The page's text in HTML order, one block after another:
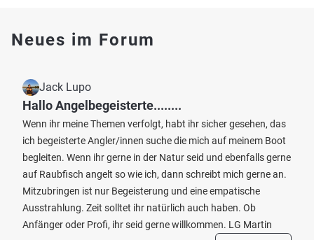
Neues im Forum
Jack Lupo
Hallo Angelbegeisterte........
Wenn ihr meine Themen verfolgt, habt ihr sicher gesehen, das
ich begeisterte Angler/innen suche die mich auf meinem Boot
begleiten. Wenn ihr gerne in der Natur seid und ebenfalls gerne
auf Raubfisch angelt so wie ich, dann schreibt mich gerne an.
Mitzubringen ist nur Begeisterung und eine empatische
Ausstrahlung. Zeit solltet ihr natürlich auch haben. Ob
Anfänger oder Profi, ihr seid gerne willkommen. LG Martin